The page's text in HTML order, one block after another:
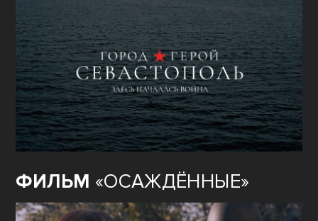
ФИЛЬМ «ОСАЖДЁННЫЕ»